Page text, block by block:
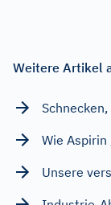
Weitere Artikel
Wie
Unsere